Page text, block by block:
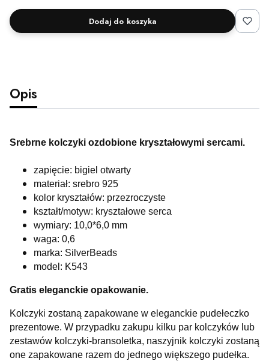
Dodaj do koszyka
Opis
Srebrne kolczyki ozdobione kryształowymi sercami.
zapięcie: bigiel otwarty
materiał: srebro 925
kolor kryształów: przezroczyste
kształt/motyw: kryształowe serca
wymiary: 10,0*6,0 mm
waga: 0,6
marka: SilverBeads
model: K543
Gratis eleganckie opakowanie.
Kolczyki zostaną zapakowane w eleganckie pudełeczko
prezentowe. W przypadku zakupu kilku par kolczyków lub
zestawów kolczyki-bransoletka, naszyjnik kolczyki zostaną
one zapakowane razem do jednego większego pudełka.